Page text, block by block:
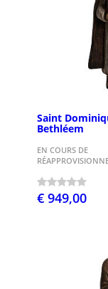
Saint
Bethléem
EN COURS DE
€ 949,00